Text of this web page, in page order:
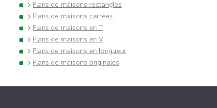
Plans de maisons rectangles
Plans de maisons carrées
Plans de maisons en T
Plans de maisons en V
Plans de maisons en longueur
Plans de maisons originales